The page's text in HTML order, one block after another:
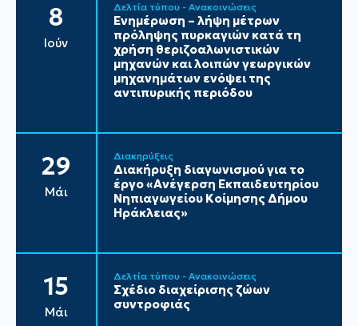
8
Ιούν
Δελτία τύπου - Ανακοινώσεις
Ενημέρωση – λήψη μέτρων
πρόληψης πυρκαγιών κατά τη
χρήση θεριζοαλωνιστικών
μηχανών και λοιπών γεωργικών
μηχανημάτων ενόψει της
αντιπυρικής περιόδου
29
Μάι
Διακηρύξεις
Διακήρυξη διαγωνισμού για το
έργο «Ανέγερση Εκπαιδευτηρίου
Νηπιαγωγείου Κοίμησης Δήμου
Ηράκλειας»
15
Μάι
Δελτία τύπου - Ανακοινώσεις
Σχέδιο διαχείρισης ζώων
συντροφιάς